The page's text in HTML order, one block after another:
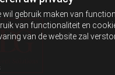
wil gebruik maken van
van functionaliteit en
van de website zal